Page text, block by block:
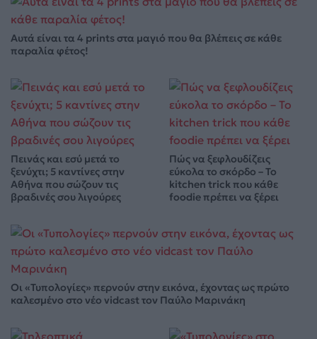
Αυτά είναι τα 4 prints στα μαγιό που θα βλέπεις σε κάθε
παραλία φέτος!
Πεινάς και εσύ μετά το
ξενύχτι; 5 καντίνες στην
Αθήνα που σώζουν τις
βραδινές σου λιγούρες
Πώς να ξεφλουδίζεις
εύκολα το σκόρδο – Το
kitchen trick που κάθε
foodie πρέπει να ξέρει
Οι «Τυπολογίες» περνούν στην εικόνα, έχοντας ως πρώτο
καλεσμένο στο νέο vidcast τον Παύλο Μαρινάκη